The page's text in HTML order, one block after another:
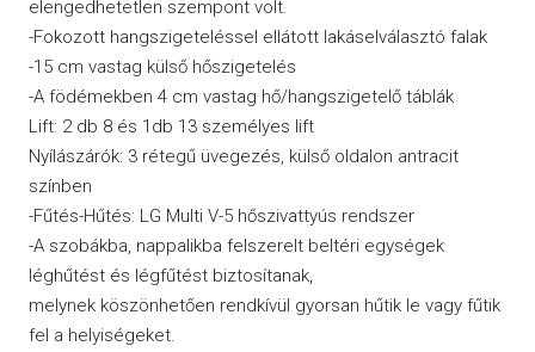
elengedhetetlen szempont volt.
-Fokozott hangszigeteléssel ellátott lakáselválasztó falak
-15 cm vastag külső hőszigetelés
-A födémekben 4 cm vastag hő/hangszigetelő táblák
Lift: 2 db 8 és 1db 13 személyes lift
Nyílászárók: 3 rétegű üvegezés, külső oldalon antracit
színben
-Fűtés-Hűtés: LG Multi V-5 hőszivattyús rendszer
-A szobákba, nappalikba felszerelt beltéri egységek
léghűtést és légfűtést biztosítanak,
melynek köszönhetően rendkívül gyorsan hűtik le vagy fűtik
fel a helyiségeket.